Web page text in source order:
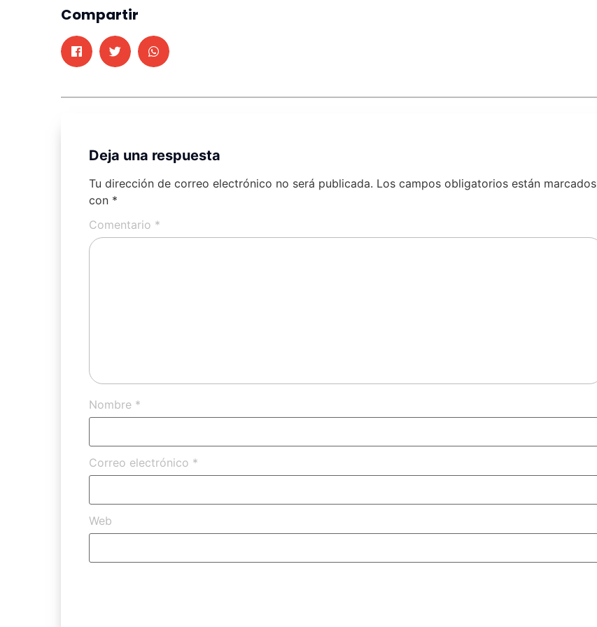
Compartir
Deja una respuesta
Tu dirección de correo electrónico no será publicada. Los campos obligatorios están marcados
con *
Comentario *
Nombre *
Correo electrónico *
Web